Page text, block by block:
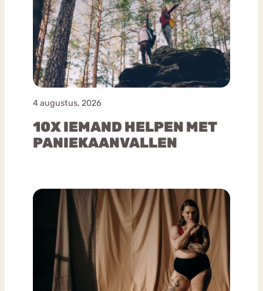
4 augustus, 2026
10X IEMAND HELPEN MET
PANIEKAANVALLEN